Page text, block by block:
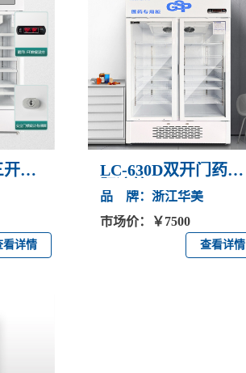
开门
看详情
LC-630D双开门药品
阴凉箱
品 牌：浙江华美
市场价：￥7500
查看详情